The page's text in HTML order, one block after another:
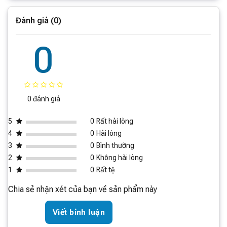
MTP làm đại sứ Thương hiệu)
Thôngsố cơ bản của
Thương hiệu Ecovacs
Xuất xứ Trung Quốc
Model Deebot X11 Pro Omni
Lực hút 19.500Pa
Dung lượng pin 6.400mAh
Công nghệ lau OZMO Roller 2.0
4L / 2.2L
Dung tích túi bụi
Kết nối ứng dụng
Đánh giá (0)
0
0 đánh giá
5 0 Rất hài lòng
4
0 Hài lòng
3
0 Bình thường
2
0 Không hài lòng
1
0 Rất tệ
Chia sẻ nhận xét của bạn về sản phẩm này
Viết bình luận